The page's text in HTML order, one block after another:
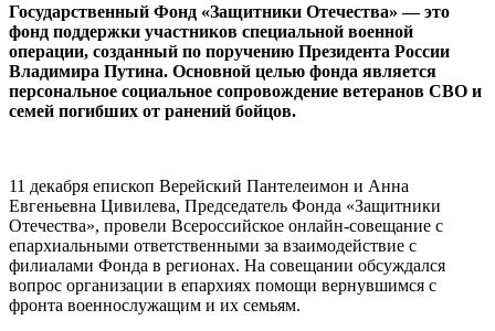
Государственный Фонд «Защитники Отечества» — это
фонд поддержки участников специальной военной
операции, созданный по поручению Президента России
Владимира Путина. Основной целью фонда является
персональное социальное сопровождение ветеранов СВО и
семей погибших от ранений бойцов.
11 декабря епископ Верейский Пантелеимон и Анна
Евгеньевна Цивилева, Председатель Фонда «Защитники
Отечества», провели Всероссийское онлайн-совещание с
епархиальными ответственными за взаимодействие с
филиалами Фонда в регионах. На совещании обсуждался
вопрос организации в епархиях помощи вернувшимся с
фронта военнослужащим и их семьям.